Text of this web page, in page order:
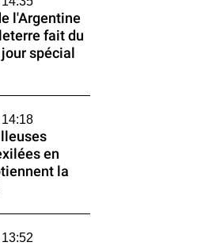
l'Argentine
fait du
spécial
en
la